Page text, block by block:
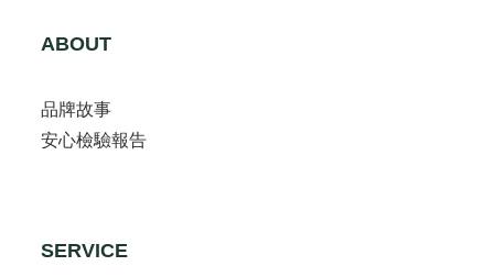
ABOUT
品牌故事
安心檢驗報告
SERVICE